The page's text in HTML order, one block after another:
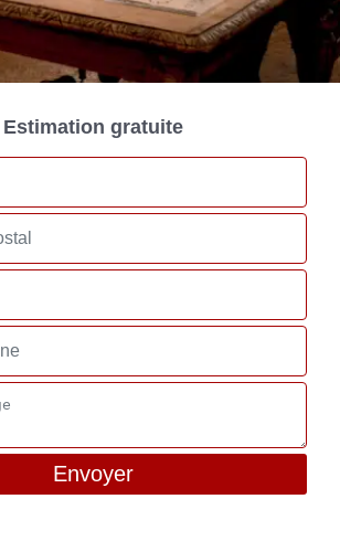
Estimation gratuite